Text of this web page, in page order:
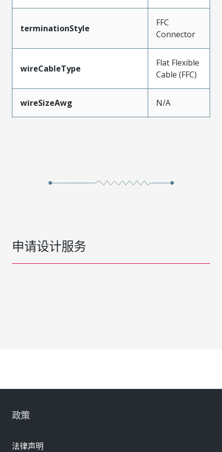
terminationStyle
FFC
Connector
wireCableType
Flat Flexible
Cable (FFC)
wireSizeAwg N/A
申请设计服务
政策
法律声明